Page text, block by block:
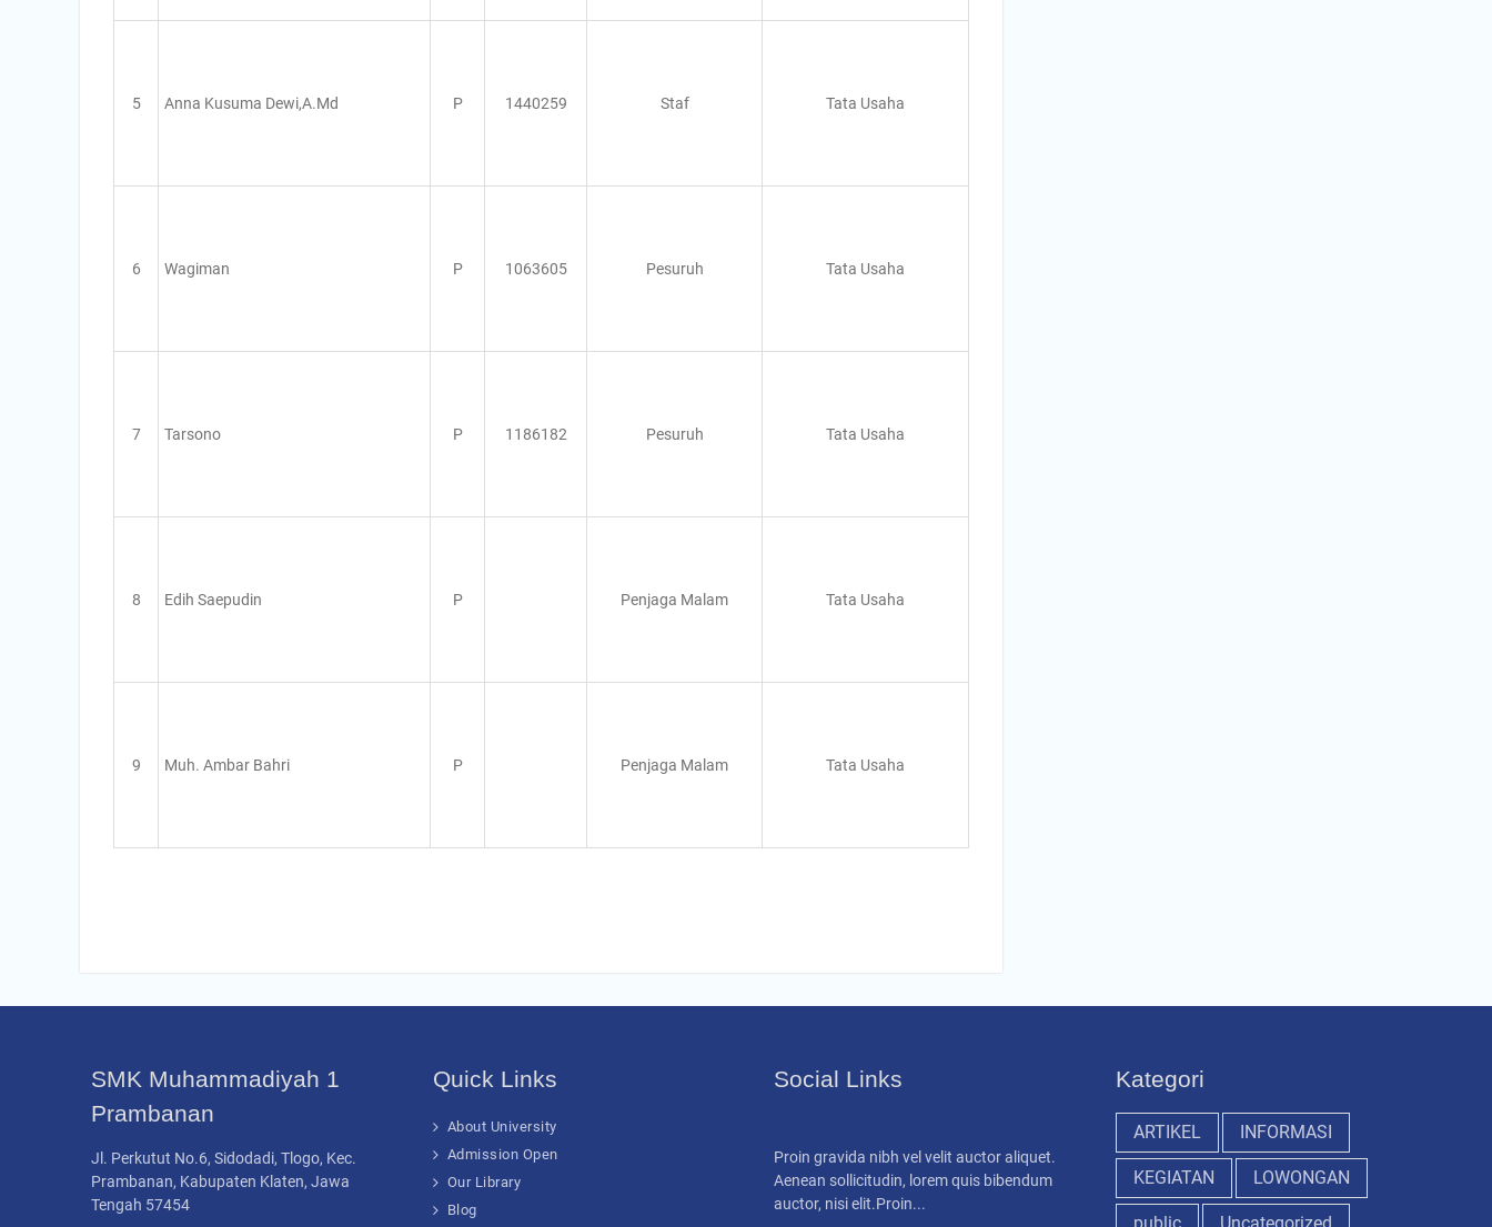
5 Anna Kusuma Dewi,A.Md P 1440259 Staf Tata Usaha
6 Wagiman P 1063605 Pesuruh Tata Usaha
7 Tarsono P 1186182 Pesuruh Tata Usaha
8 Edih Saepudin P Penjaga Malam Tata Usaha
9 Muh. Ambar Bahri P Penjaga Malam Tata Usaha
SMK Muhammadiyah 1
Prambanan
Jl. Perkutut No.6, Sidodadi, Tlogo, Kec.
Prambanan, Kabupaten Klaten, Jawa
Tengah 57454
Quick Links
About University
Admission Open
Our Library
Blog
Social Links
Proin gravida nibh vel velit auctor aliquet.
Aenean sollicitudin, lorem quis bibendum
auctor, nisi elit.Proin...
Kategori
ARTIKEL INFORMASI
KEGIATAN LOWONGAN